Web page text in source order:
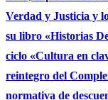
Verdad y Justicia y
su libro «Historias
ciclo «Cultura en
reintegro del
normativa de